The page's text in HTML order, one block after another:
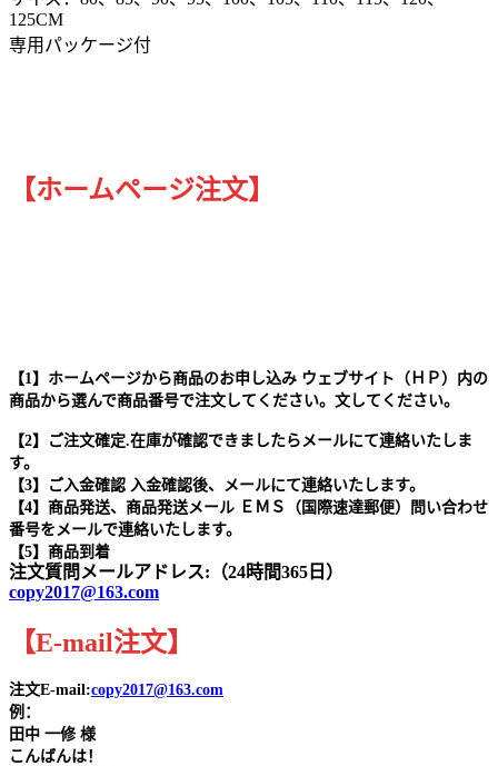
125CM
専用パッケージ付
【ホームページ注文】
【1】ホームページから商品のお申し込み ウェブサイト（ＨＰ）内の
商品から選んで商品番号で注文してください。文してください。
【2】ご注文確定.在庫が確認できましたらメールにて連絡いたしま
す。
【3】ご入金確認 入金確認後、メールにて連絡いたします。
【4】商品発送、商品発送メール ＥＭＳ（国際速達郵便）問い合わせ
番号をメールで連絡いたします。
【5】商品到着
注文質問メールアドレス:（24時間365日）
copy2017@163.com
【E-mail注文】
注文E-mail:copy2017@163.com
例：
田中 一修 様
こんばんは！